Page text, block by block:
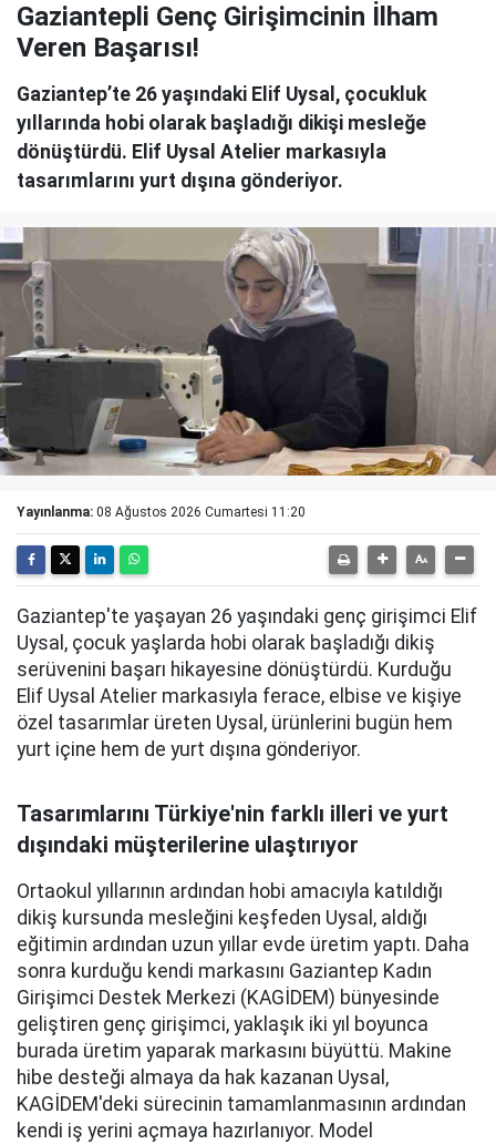
Gaziantepli Genç Girişimcinin İlham
Veren Başarısı!
Gaziantep’te 26 yaşındaki Elif Uysal, çocukluk
yıllarında hobi olarak başladığı dikişi mesleğe
dönüştürdü. Elif Uysal Atelier markasıyla
tasarımlarını yurt dışına gönderiyor.
Yayınlanma: 08 Ağustos 2026 Cumartesi 11:20
Gaziantep'te yaşayan 26 yaşındaki genç girişimci Elif
Uysal, çocuk yaşlarda hobi olarak başladığı dikiş
serüvenini başarı hikayesine dönüştürdü. Kurduğu
Elif Uysal Atelier markasıyla ferace, elbise ve kişiye
özel tasarımlar üreten Uysal, ürünlerini bugün hem
yurt içine hem de yurt dışına gönderiyor.
Tasarımlarını Türkiye'nin farklı illeri ve yurt
dışındaki müşterilerine ulaştırıyor
Ortaokul yıllarının ardından hobi amacıyla katıldığı
dikiş kursunda mesleğini keşfeden Uysal, aldığı
eğitimin ardından uzun yıllar evde üretim yaptı. Daha
sonra kurduğu kendi markasını Gaziantep Kadın
Girişimci Destek Merkezi (KAGİDEM) bünyesinde
geliştiren genç girişimci, yaklaşık iki yıl boyunca
burada üretim yaparak markasını büyüttü. Makine
hibe desteği almaya da hak kazanan Uysal,
KAGİDEM'deki sürecinin tamamlanmasının ardından
kendi iş yerini açmaya hazırlanıyor. Model